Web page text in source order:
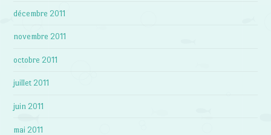
décembre 2011
novembre 2011
octobre 2011
juillet 2011
juin 2011
mai 2011